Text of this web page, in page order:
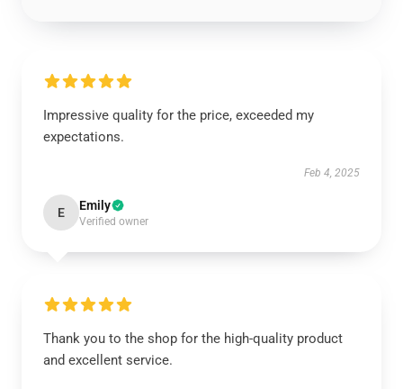
Impressive quality for the price, exceeded my
expectations.
Feb 4, 2025
E Emily
Verified owner
Thank you to the shop for the high-quality product
and excellent service.